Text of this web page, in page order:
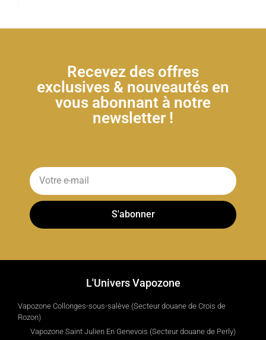
Recevez des offres
exclusives & nouveautés en
vous abonnant à notre
newsletter !
S'abonner
L'Univers Vapozone
Vapozone Collonges-sous-salève (Secteur douane de Crois de
Rozon)
Vapozone Saint Julien En Genevois (Secteur douane de Perly)